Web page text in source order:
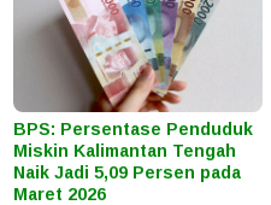
BPS: Persentase Penduduk
Miskin Kalimantan Tengah
Naik Jadi 5,09 Persen pada
Maret 2026